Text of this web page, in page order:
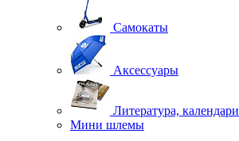
Самокаты
Аксессуары
Литература, календари
Мини шлемы